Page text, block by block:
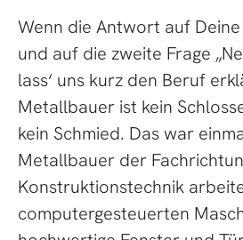
Wenn die Antwort auf Deine
und auf die zweite Frage
lass‘ uns kurz den Beruf
Metallbauer ist kein
kein Schmied. Das war
Metallbauer der
Konstruktionstechnik
computergesteuerten